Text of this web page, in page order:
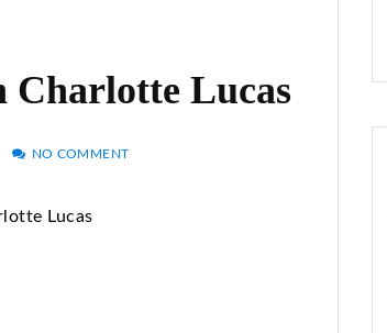
Charlotte Lucas
NO COMMENT
Lucas